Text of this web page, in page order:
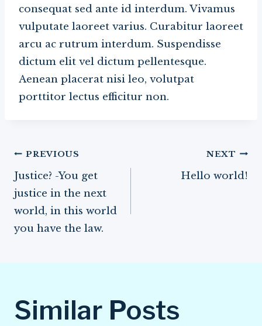
consequat sed ante id interdum. Vivamus
vulputate laoreet varius. Curabitur laoreet
arcu ac rutrum interdum. Suspendisse
dictum elit vel dictum pellentesque.
Aenean placerat nisi leo, volutpat
porttitor lectus efficitur non.
Post
navigation
PREVIOUS
Justice? -You get
justice in the next
world, in this world
you have the law.
NEXT
Hello world!
Similar Posts